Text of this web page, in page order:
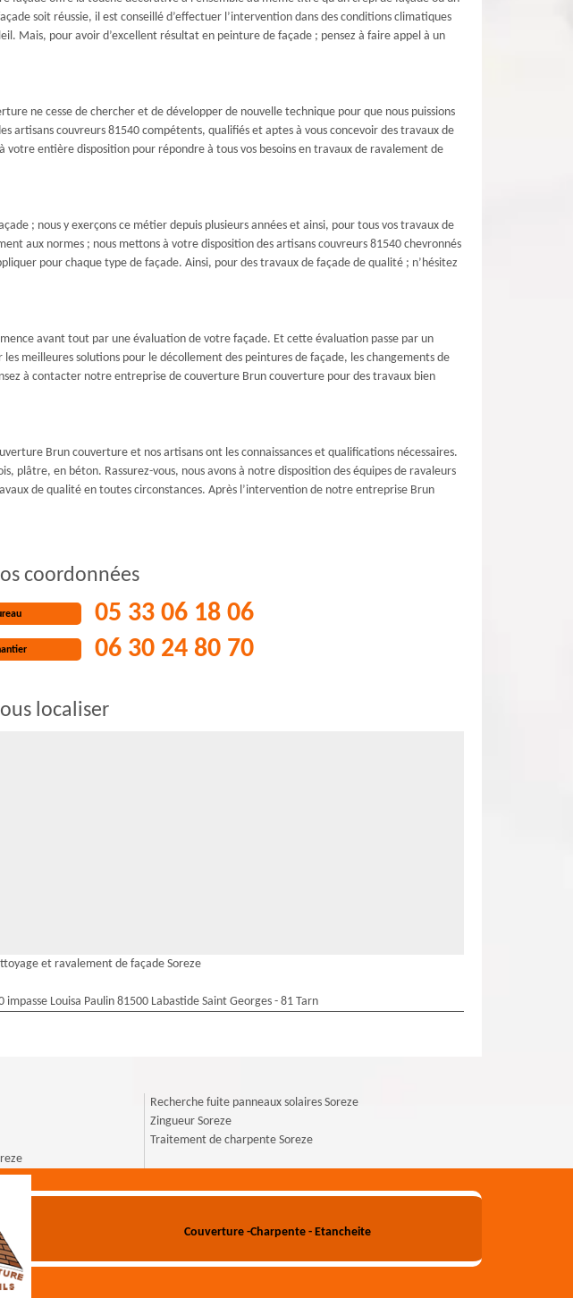
soit réussie, il est conseillé d’effectuer l’intervention dans des conditions climatiques
Mais, pour avoir d’excellent résultat en peinture de façade ; pensez à faire appel à un
ne cesse de chercher et de développer de nouvelle technique pour que nous puissions
artisans couvreurs 81540 compétents, qualifiés et aptes à vous concevoir des travaux de
entière disposition pour répondre à tous vos besoins en travaux de ravalement de
; nous y exerçons ce métier depuis plusieurs années et ainsi, pour tous vos travaux de
aux normes ; nous mettons à votre disposition des artisans couvreurs 81540 chevronnés
pour chaque type de façade. Ainsi, pour des travaux de façade de qualité ; n’hésitez
avant tout par une évaluation de votre façade. Et cette évaluation passe par un
meilleures solutions pour le décollement des peintures de façade, les changements de
à contacter notre entreprise de couverture Brun couverture pour des travaux bien
Brun couverture et nos artisans ont les connaissances et qualifications nécessaires.
plâtre, en béton. Rassurez-vous, nous avons à notre disposition des équipes de ravaleurs
de qualité en toutes circonstances. Après l’intervention de notre entreprise Brun
coordonnées
05 33 06 18 06
06 30 24 80 70
localiser
et ravalement de façade Soreze
impasse Louisa Paulin 81500 Labastide Saint Georges - 81 Tarn
Recherche fuite panneaux solaires Soreze
Zingueur Soreze
Traitement de charpente Soreze
Couverture -Charpente - Etancheite